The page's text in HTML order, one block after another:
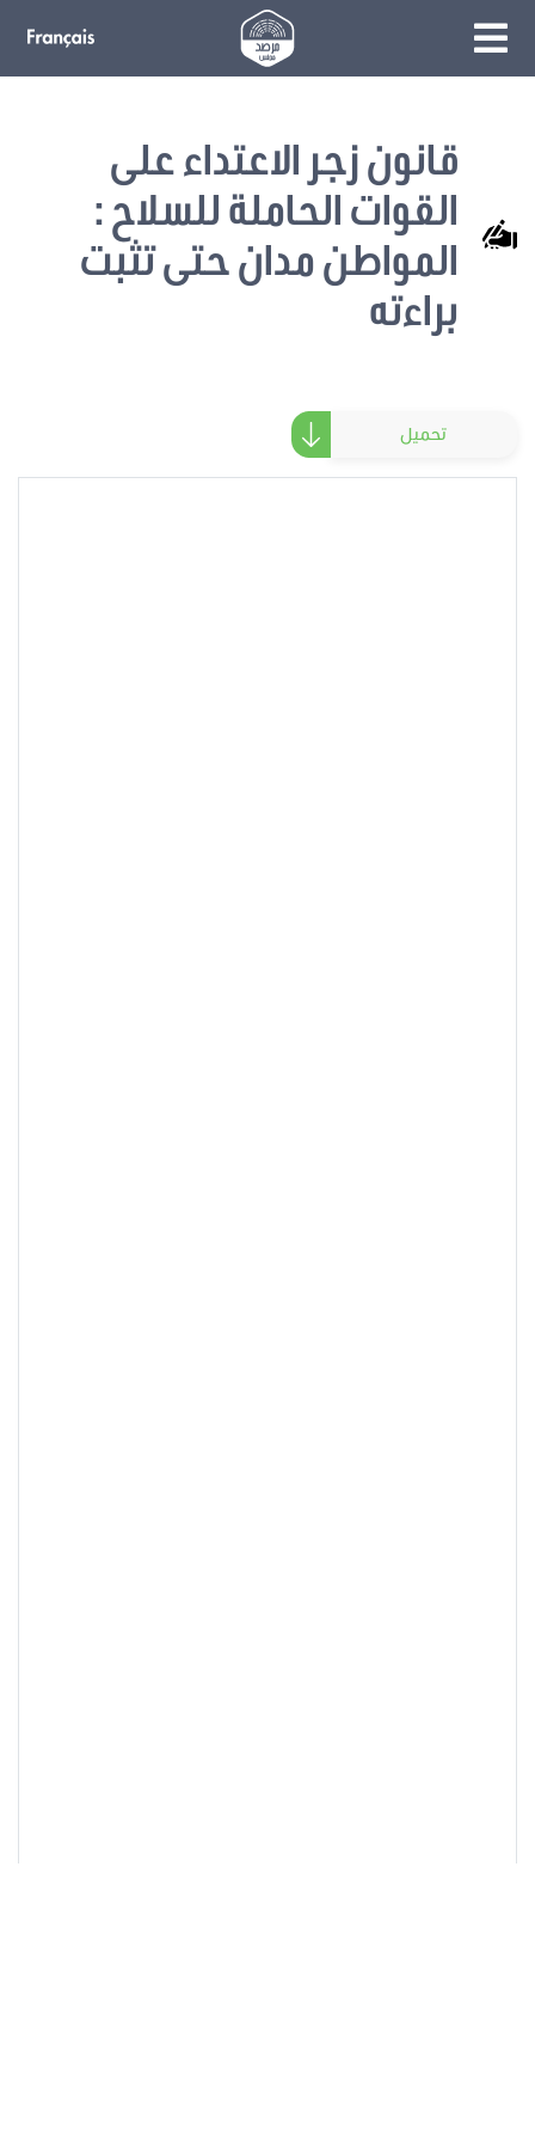
قانون زجر الاعتداء على
القوات الحاملة للسلاح :
المواطن مدان حتى تثبت
براءته
تحميل